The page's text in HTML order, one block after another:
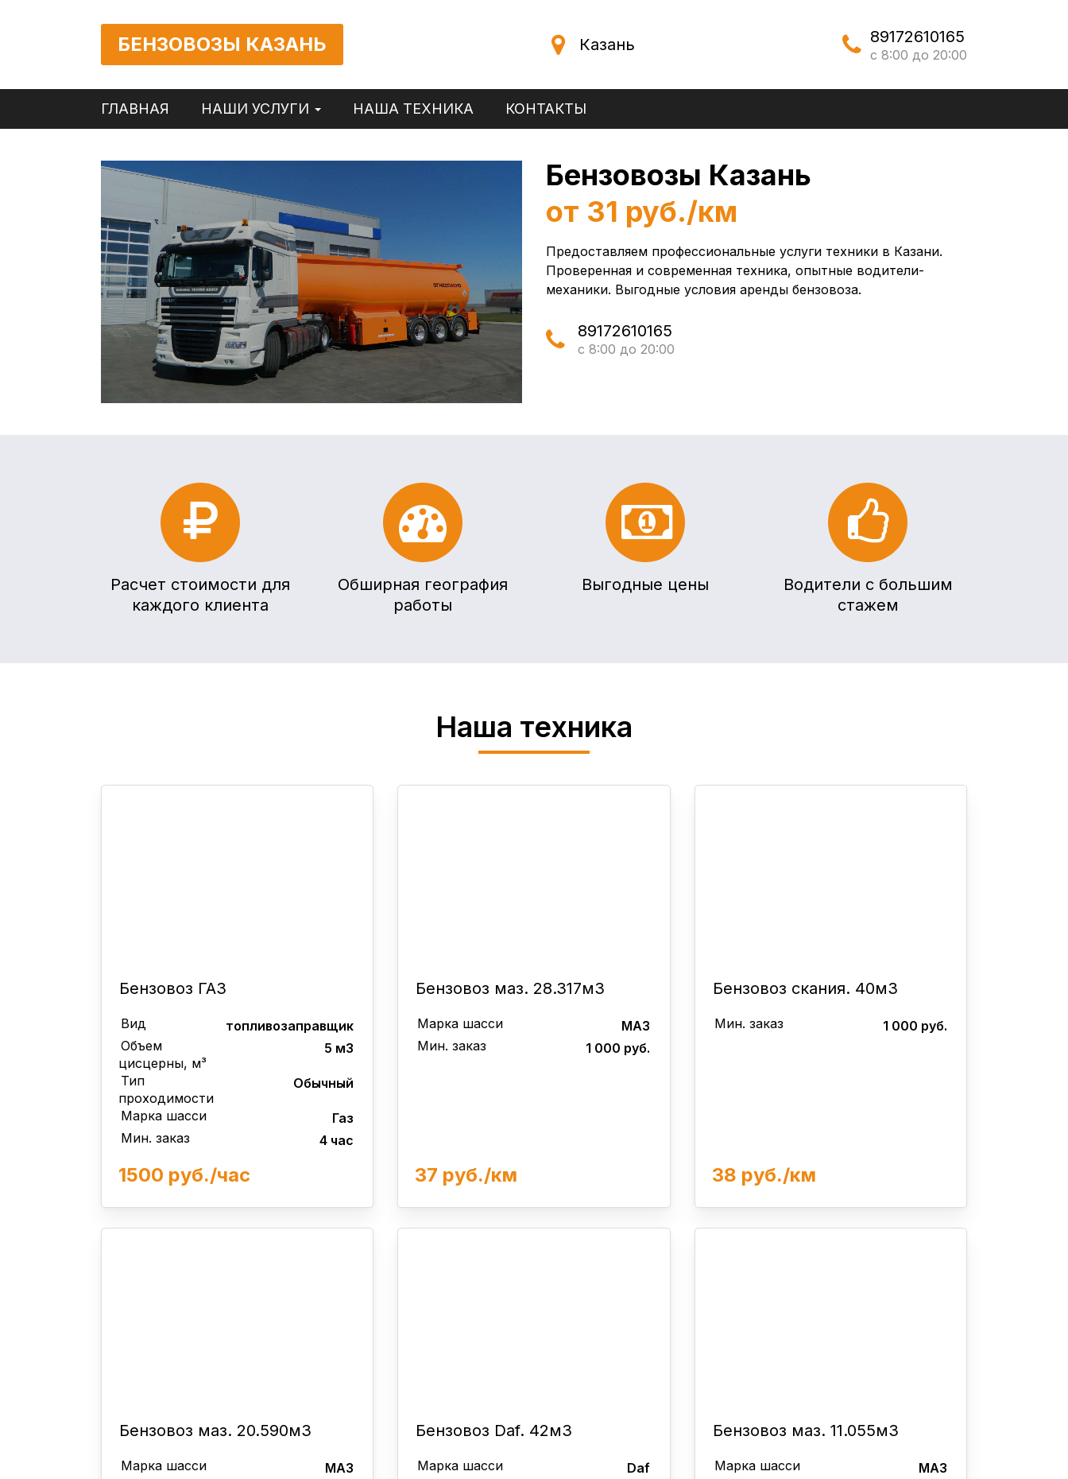
БЕНЗОВОЗЫ КАЗАНЬ Казань 89172610165
с 8:00 до 20:00
ГЛАВНАЯ НАШИ УСЛУГИ НАША ТЕХНИКА КОНТАКТЫ
Бензовозы Казань
от 31 руб./км
Предоставляем профессиональные услуги техники в Казани.
Проверенная и современная техника, опытные водители-
механики. Выгодные условия аренды бензовоза.
89172610165
с 8:00 до 20:00
Расчет стоимости для
каждого клиента
Обширная география
работы
Выгодные цены
Водители с большим
стажем
Наша техника
Бензовоз ГАЗ
Вид
топливозаправщик
Объем
цисцерны, м³
5 м3
Тип
проходимости
Обычный
Марка шасси
Газ
Мин. заказ
4 час
1500 руб./час
Бензовоз маз. 28.317м3
Марка шасси
МАЗ
Мин. заказ
1 000 руб.
37 руб./км
Бензовоз скания. 40м3
Мин. заказ 1 000 руб.
38 руб./км
Бензовоз маз. 20.590м3
Марка шасси
МАЗ
Бензовоз Daf. 42м3
Марка шасси
Daf
Бензовоз маз. 11.055м3
Марка шасси
МАЗ